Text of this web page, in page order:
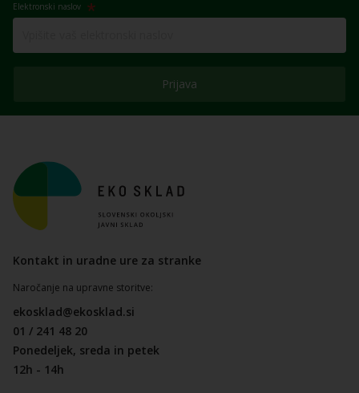
Elektronski naslov
Prijava
Kontakt in uradne ure za stranke
Naročanje na upravne storitve:
ekosklad@ekosklad.si
01 / 241 48 20
Ponedeljek, sreda in petek
12h - 14h